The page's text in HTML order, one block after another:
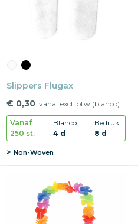
Slippers Flugax
€ 0,30 vanaf excl. btw (blanco)
Vanaf
250 st.
Blanco
4 d
Bedrukt
8 d
Non-Woven